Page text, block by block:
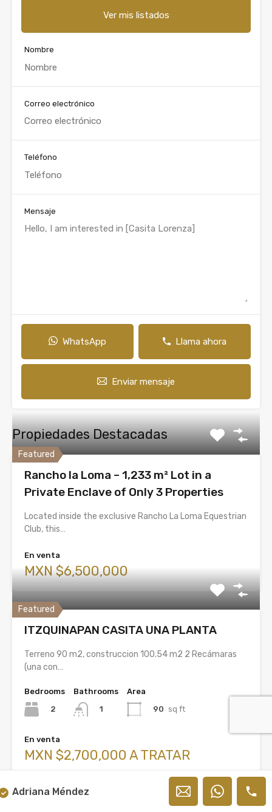
Ver mis listados
Nombre
Correo electrónico
Teléfono
Mensaje
WhatsApp Llama ahora
Enviar mensaje
Propiedades Destacadas
Featured
Rancho la Loma – 1,233 m² Lot in a
Private Enclave of Only 3 Properties
Located inside the exclusive Rancho La Loma Equestrian
Club, this…
En venta
MXN $6,500,000
Featured
ITZQUINAPAN CASITA UNA PLANTA
Terreno 90 m2, construccion 100.54 m2 2 Recámaras
(una con…
Bedrooms
2
Bathrooms
1
Area
90 sq ft
En venta
MXN $2,700,000 A TRATAR
Adriana Méndez